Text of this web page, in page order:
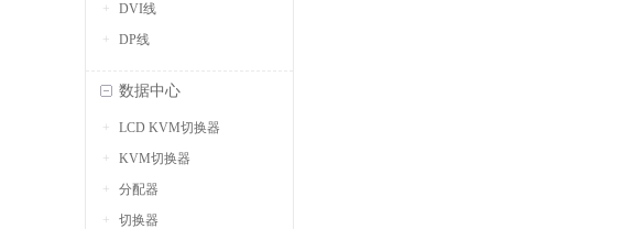
DVI线
DP线
数据中心
LCD KVM切换器
KVM切换器
分配器
切换器